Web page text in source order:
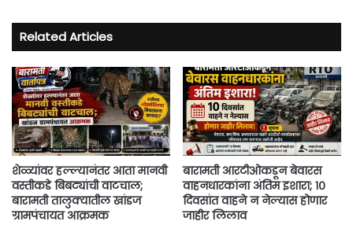
Related Articles
शेळ्यांवर हल्ल्यानंतर आता मानवी
वस्तीकडे बिबट्यांची वाटचाल;
बारामती तालुक्यातील खांडज
ग्रामपंचायत आक्रमक
बारामती आरटीओकडून बेवारस
वाहनधारकांना अंतिम इशारा; १०
दिवसांत वाहने न नेल्यास होणार
जाहीर लिलाव